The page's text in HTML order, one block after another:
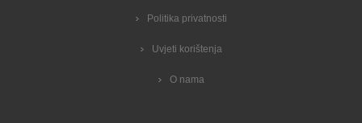
Politika privatnosti
Uvjeti korištenja
O nama